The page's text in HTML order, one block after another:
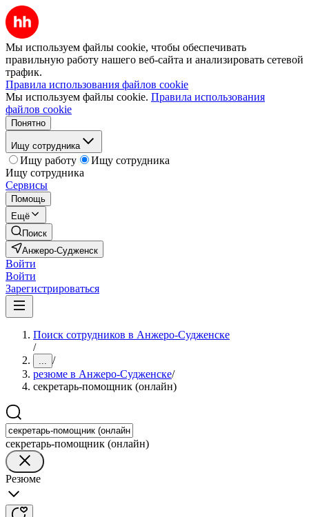
Мы используем файлы cookie, чтобы обеспечивать
правильную работу нашего веб-сайта и анализировать сетевой
трафик.
Правила использования файлов cookie
Мы используем файлы cookie. Правила использования
файлов cookie
Понятно
Ищу сотрудника
Ищу работу
Ищу сотрудника
Ищу сотрудника
Сервисы
Помощь
Ещё
Поиск
Анжеро-Судженск
Войти
Войти
Зарегистрироваться
Поиск сотрудников в Анжеро-Судженске
/
... /
резюме в Анжеро-Судженске/
секретарь-помощник (онлайн)
секретарь-помощник (онлайн)
Резюме